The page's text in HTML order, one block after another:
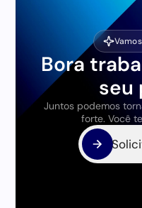
Bora
seu
Juntos podemos
forte. Você